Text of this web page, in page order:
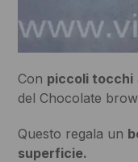
Con piccoli tocchi
del Chocolate
Questo regala un
superficie.